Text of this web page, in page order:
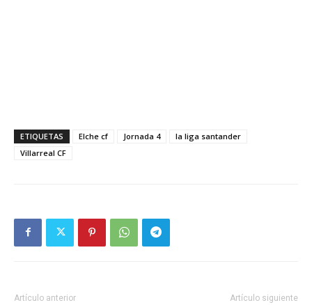
ETIQUETAS Elche cf Jornada 4
la liga santander
Villarreal CF
Artículo anterior Artículo siguiente